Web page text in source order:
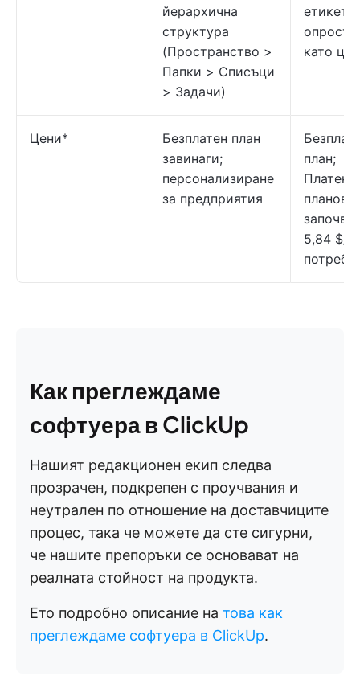
йерархична
структура
(Пространство >
Папки > Списъци
> Задачи)
като
Цени*
Безплатен план
завинаги;
персонализиране
за предприятия
план;
планове
5,84 $/
Как преглеждаме
софтуера в ClickUp
Нашият редакционен екип следва
прозрачен, подкрепен с проучвания и
неутрален по отношение на доставчиците
процес, така че можете да сте сигурни,
че нашите препоръки се основават на
реалната стойност на продукта.
Ето подробно описание на това как
преглеждаме софтуера в ClickUp.